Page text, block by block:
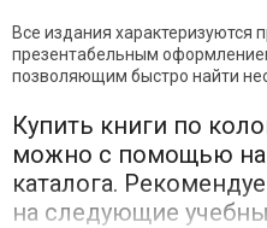
Все издания характеризуются
презентабельным
позволяющим быстро найти
Купить книги по
можно с помощью
каталога.
на следующие